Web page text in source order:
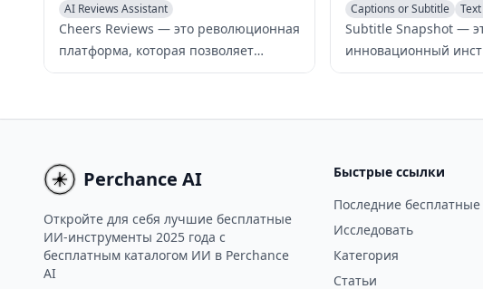
AI Reviews Assistant
AI Customer Service Assistant
AI Social Media Assistant
Cheers Reviews — это революционная
платформа, которая позволяет
компаниям легко собирать отзывы и
помощью передовых технологий NFC.
Captions or Subtitle
AI Social Media Assistant
Subtitle Snapshot —
инновационный
который генерирует
выглядящие
Perchance AI
Откройте для себя лучшие бесплатные
ИИ-инструменты 2025 года с
бесплатным каталогом ИИ в Perchance
AI
Быстрые ссылки
Последние
Исследовать
Категория
Статьи